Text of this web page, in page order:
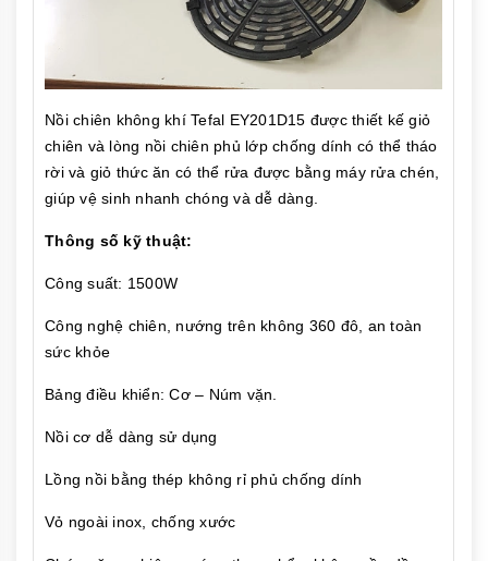
Nồi chiên không khí Tefal EY201D15 được thiết kế giỏ
chiên và lòng nồi chiên phủ lớp chống dính có thể tháo
rời và giỏ thức ăn có thể rửa được bằng máy rửa chén,
giúp vệ sinh nhanh chóng và dễ dàng.
Thông số kỹ thuật:
Công suất: 1500W
Công nghệ chiên, nướng trên không 360 đô, an toàn
sức khỏe
Bảng điều khiển: Cơ – Núm vặn.
Nồi cơ dễ dàng sử dụng
Lồng nồi bằng thép không rỉ phủ chống dính
Vỏ ngoài inox, chống xước